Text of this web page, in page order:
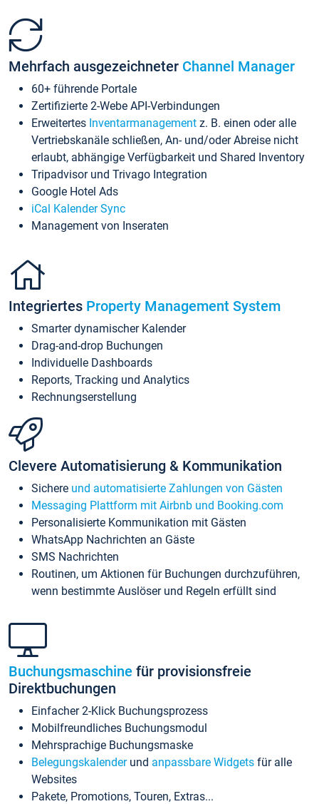
Mehrfach ausgezeichneter Channel Manager
60+ führende Portale
Zertifizierte 2-Webe API-Verbindungen
Erweitertes Inventarmanagement z. B. einen oder alle
Vertriebskanäle schließen, An- und/oder Abreise nicht
erlaubt, abhängige Verfügbarkeit und Shared Inventory
Tripadvisor und Trivago Integration
Google Hotel Ads
iCal Kalender Sync
Management von Inseraten
Integriertes Property Management System
Smarter dynamischer Kalender
Drag-and-drop Buchungen
Individuelle Dashboards
Reports, Tracking und Analytics
Rechnungserstellung
Clevere Automatisierung & Kommunikation
Sichere und automatisierte Zahlungen von Gästen
Messaging Plattform mit Airbnb und Booking.com
Personalisierte Kommunikation mit Gästen
WhatsApp Nachrichten an Gäste
SMS Nachrichten
Routinen, um Aktionen für Buchungen durchzuführen,
wenn bestimmte Auslöser und Regeln erfüllt sind
Buchungsmaschine für provisionsfreie
Direktbuchungen
Einfacher 2-Klick Buchungsprozess
Mobilfreundliches Buchungsmodul
Mehrsprachige Buchungsmaske
Belegungskalenderund anpassbare Widgets für alle
Websites
Pakete, Promotions, Touren, Extras...